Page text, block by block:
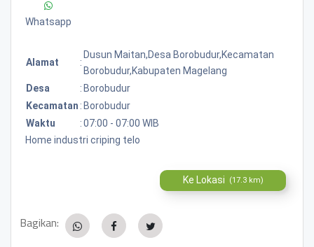
Whatsapp
Alamat :
Dusun Maitan,desa Borobudur,kecamatan
Borobudur,kabupaten Magelang
Desa
: Borobudur
Kecamatan : Borobudur
Waktu
:07:00 - 07:00 WIB
Home industri criping telo
Ke Lokasi (17.3 km)
Bagikan: